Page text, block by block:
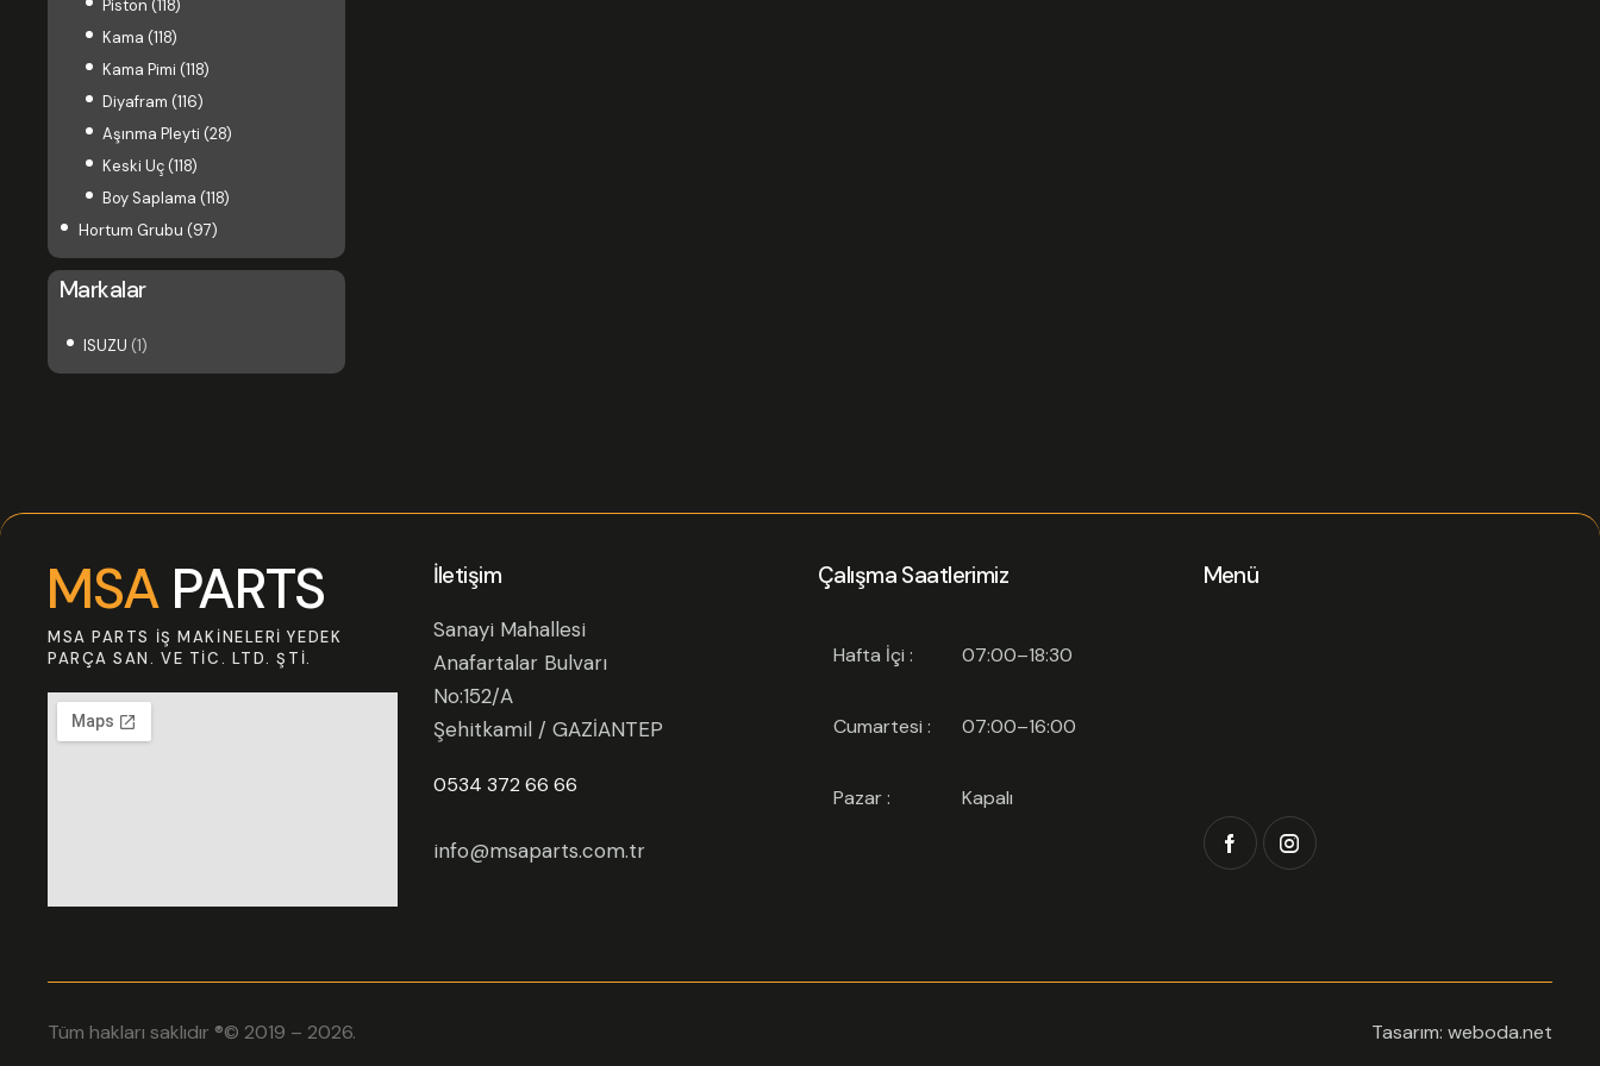
Piston (118)
Kama (118)
Kama Pimi (118)
Diyafram (116)
Aşınma Pleyti (28)
Keski Uç(118)
Boy Saplama (118)
Hortum Grubu (97)
Markalar
ISUZU (1)
MSA PARTS
MSA PARTS İŞ MAKINELERI YEDEK
PARÇA SAN. VE TIC. LTD. ŞTI.
İletişim
Sanayi Mahallesi
Anafartalar Bulvarı
No:152/A
Şehitkamil / GAZİANTEP
0534 372 66 66
info@msaparts.com.tr
Çalışma Saatlerimiz
Hafta İçi : 07:00–18:30
Cumartesi : 07:00–16:00
Pazar : Kapalı
Menü
Tüm hakları saklıdır ®© 2019 – 2026. Tasarım: weboda.net